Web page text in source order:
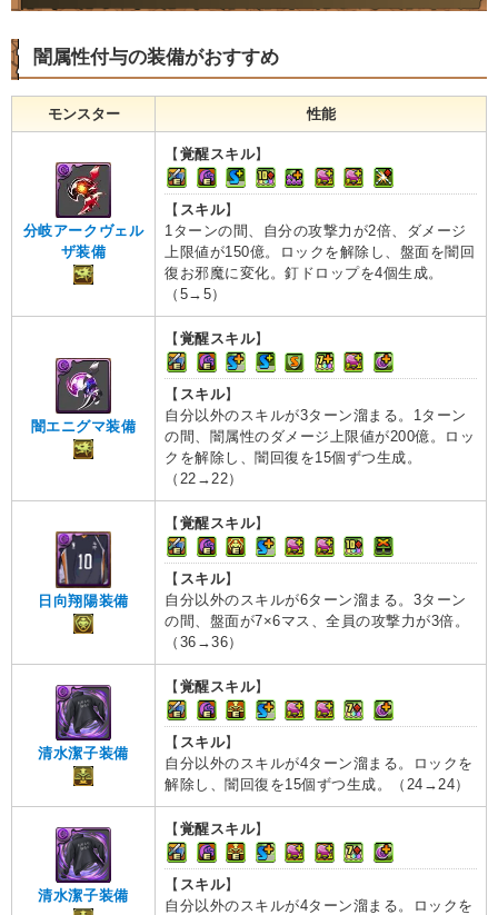
闇属性付与の装備がおすすめ
モンスター 性能
分岐アークヴェル
ザ装備
【 覚醒スキル】
【 スキル】
1ターンの間、自分の攻撃力が2倍、ダメージ
上限値が150億。ロックを解除し、盤面を闇回
復お邪魔に変化。釘ドロップを4個生成。
（5→5）
闇エニグマ装備
【 覚醒スキル】
【 スキル】
自分以外のスキルが3ターン溜まる。1ターン
の間、闇属性のダメージ上限値が200億。ロッ
クを解除し、闇回復を15個ずつ生成。
（22→22）
日向翔陽装備
【 覚醒スキル】
【 スキル】
自分以外のスキルが6ターン溜まる。3ターン
の間、盤面が7×6マス、全員の攻撃力が3倍。
（36→36）
清水潔子装備
【 覚醒スキル】
【 スキル】
自分以外のスキルが4ターン溜まる。ロックを
解除し、闇回復を15個ずつ生成。（24→24）
清水潔子装備
【 覚醒スキル】
【 スキル】
自分以外のスキルが4ターン溜まる。ロックを